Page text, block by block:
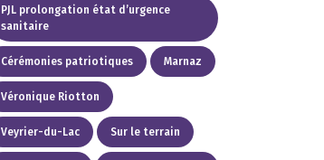
PJL prolongation état d’urgence
sanitaire
Cérémonies patriotiques Marnaz
Véronique Riotton
Veyrier-du-Lac Sur le terrain